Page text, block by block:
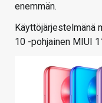
enemmän.
Käyttöjärjestelmänä
10 -pohjainen MIUI